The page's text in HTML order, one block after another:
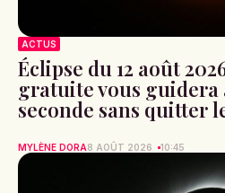
ACTUS
Éclipse du 12 août
gratuite vous guidera
seconde sans quitter
MYLÈNE DORA8 AOÛT 2026 10:45